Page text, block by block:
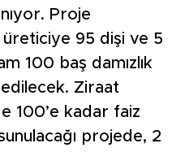
Proje
üreticiye 95 dişi ve 5
100 baş damızlık
Ziraat
100’e kadar faiz
projede, 2